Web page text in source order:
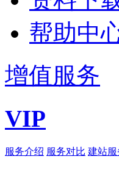
帮助中
增值服务
VIP
服务介绍 服务对比 建站服